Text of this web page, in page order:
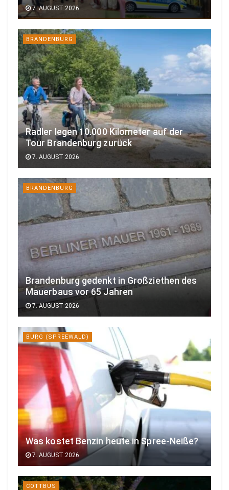
7. AUGUST 2026
BRANDENBURG
Radler legen 10.000 Kilometer auf der
Tour Brandenburg zurück
7. AUGUST 2026
BRANDENBURG
Brandenburg gedenkt in Großziethen des
Mauerbaus vor 65 Jahren
7. AUGUST 2026
BURG (SPREEWALD)
Was kostet Benzin heute in Spree-Neiße?
7. AUGUST 2026
COTTBUS